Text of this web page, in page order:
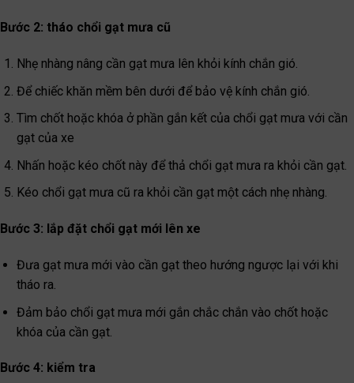
Bước 2: tháo chổi gạt mưa cũ
Nhẹ nhàng nâng cần gạt mưa lên khỏi kính chắn gió.
Để chiếc khăn mềm bên dưới để bảo vệ kính chắn gió.
Tìm chốt hoặc khóa ở phần gắn kết của chổi gạt mưa với cần
gạt của xe
Nhấn hoặc kéo chốt này để thả chổi gạt mưa ra khỏi cần gạt.
Kéo chổi gạt mưa cũ ra khỏi cần gạt một cách nhẹ nhàng.
Bước 3: lắp đặt chổi gạt mới lên xe
Đưa gạt mưa mới vào cần gạt theo hướng ngược lại với khi
tháo ra.
Đảm bảo chổi gạt mưa mới gắn chắc chắn vào chốt hoặc
khóa của cần gạt.
Bước 4: kiểm tra